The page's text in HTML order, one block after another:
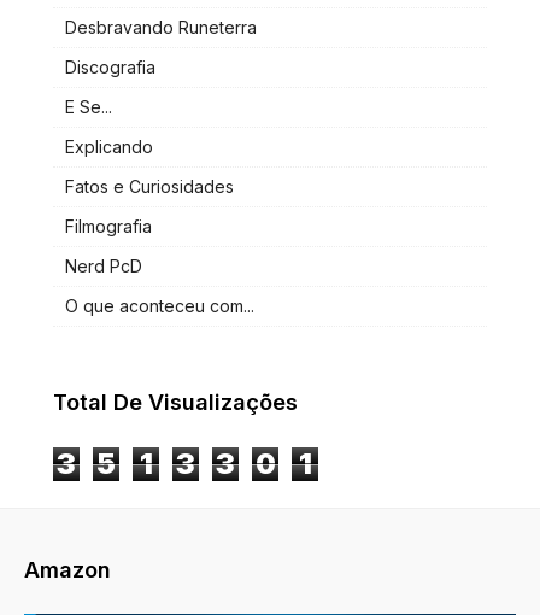
Desbravando Runeterra
Discografia
E Se...
Explicando
Fatos e Curiosidades
Filmografia
Nerd PcD
O que aconteceu com...
Total De Visualizações
3 5 1 3 3 0 1
Amazon